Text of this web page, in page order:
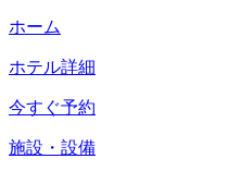
ホーム
ホテル詳細
今すぐ予約
施設・設備